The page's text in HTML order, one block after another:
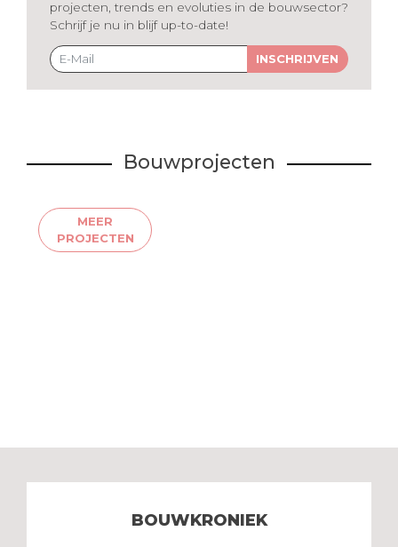
projecten, trends en evoluties in de bouwsector?
Schrijf je nu in blijf up-to-date!
INSCHRIJVEN
Bouwprojecten
MEER
PROJECTEN
BOUWKRONIEK